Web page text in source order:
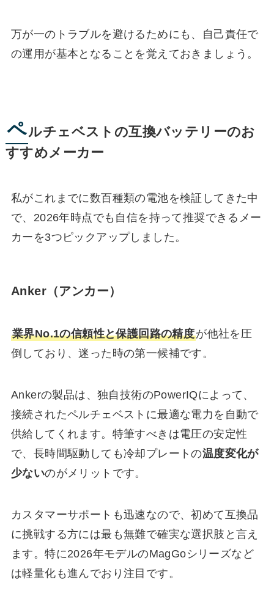
万が一のトラブルを避けるためにも、自己責任で
の運用が基本となることを覚えておきましょう。
ペルチェベストの互換バッテリーのお
すすめメーカー
私がこれまでに数百種類の電池を検証してきた中
で、2026年時点でも自信を持って推奨できるメー
カーを3つピックアップしました。
Anker（アンカー）
業界No.1の信頼性と保護回路の精度が他社を圧
倒しており、迷った時の第一候補です。
Ankerの製品は、独自技術のPowerIQによって、
接続されたペルチェベストに最適な電力を自動で
供給してくれます。特筆すべきは電圧の安定性
で、長時間駆動しても冷却プレートの温度変化が
少ないのがメリットです。
カスタマーサポートも迅速なので、初めて互換品
に挑戦する方には最も無難で確実な選択肢と言え
ます。特に2026年モデルのMagGoシリーズなど
は軽量化も進んでおり注目です。